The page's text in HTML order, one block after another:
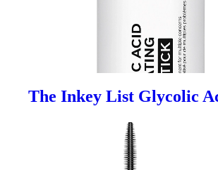
The Inkey List Glycolic